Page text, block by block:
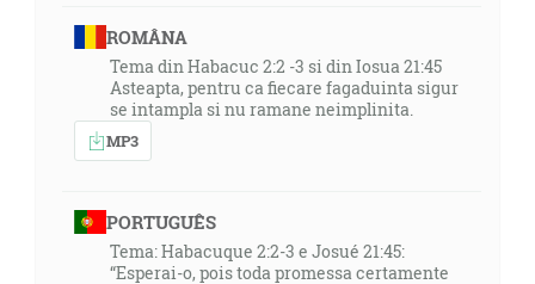
ROMÂNA
Tema din Habacuc 2:2 -3 si din Iosua 21:45
Asteapta, pentru ca fiecare fagaduinta sigur
se intampla si nu ramane neimplinita.
MP3
PORTUGUÊS
Tema: Habacuque 2:2-3 e Josué 21:45:
“Esperai-o, pois toda promessa certamente